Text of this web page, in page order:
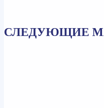
СЛЕДУЮЩИЕ